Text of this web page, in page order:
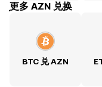
ִִִִִִִִִִִִִִִִִִִִִִִִִִִִִִִִִִִִִִִִִִִִִִִִ更多 AZN 兑换
BTC 兑 AZN